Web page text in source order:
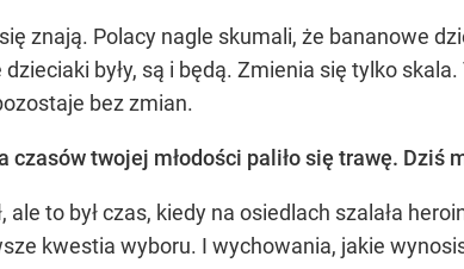
znają. Polacy nagle skumali, że bananowe
były, są i będą. Zmienia się tylko skala.
bez zmian.
czasów twojej młodości paliło się trawę. Dziś
ale to był czas, kiedy na osiedlach szalała
kwestia wyboru. I wychowania, jakie